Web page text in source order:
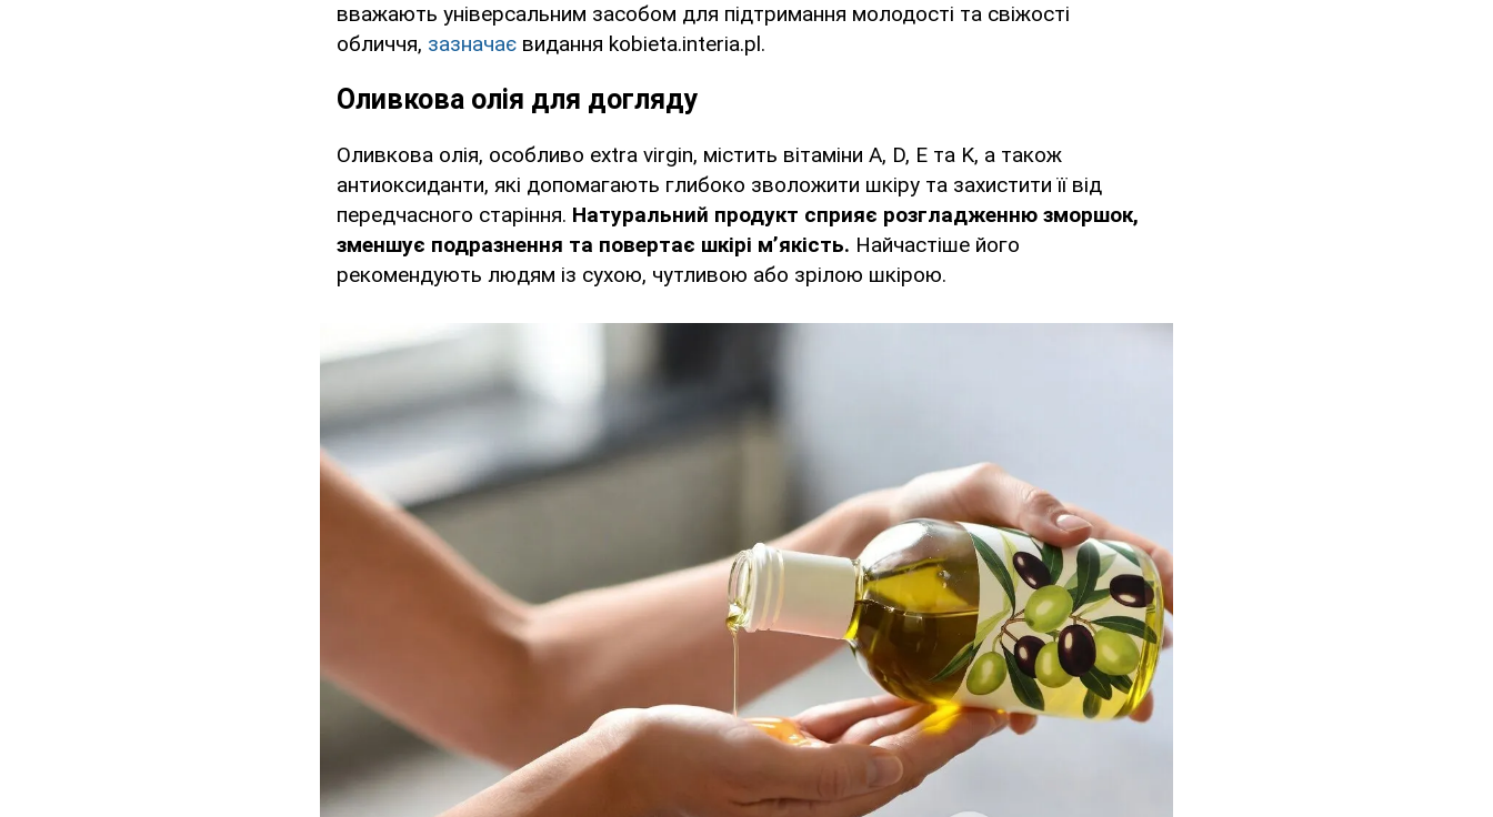
вважають універсальним засобом для підтримання молодості та свіжості
обличчя, зазначає видання kobieta.interia.pl.
Оливкова олія для догляду
Оливкова олія, особливо extra virgin, містить вітаміни A, D, E та K, а також
антиоксиданти, які допомагають глибоко зволожити шкіру та захистити її від
передчасного старіння. Натуральний продукт сприяє розгладженню зморшок,
зменшує подразнення та повертає шкірі м’якість. Найчастіше його
рекомендують людям із сухою, чутливою або зрілою шкірою.